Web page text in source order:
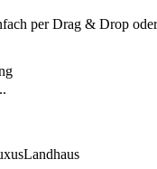
per Drag & Drop
Landhaus